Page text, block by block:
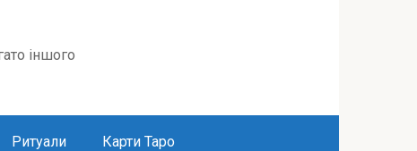
іншого
Ритуали Карти Таро